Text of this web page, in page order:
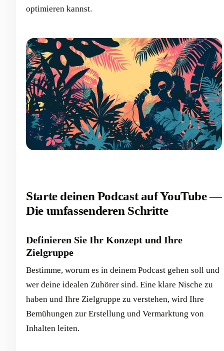
optimieren kannst.
Starte deinen Podcast auf YouTube —
Die umfassenderen Schritte
Definieren Sie Ihr Konzept und Ihre
Zielgruppe
Bestimme, worum es in deinem Podcast gehen soll und
wer deine idealen Zuhörer sind. Eine klare Nische zu
haben und Ihre Zielgruppe zu verstehen, wird Ihre
Bemühungen zur Erstellung und Vermarktung von
Inhalten leiten.